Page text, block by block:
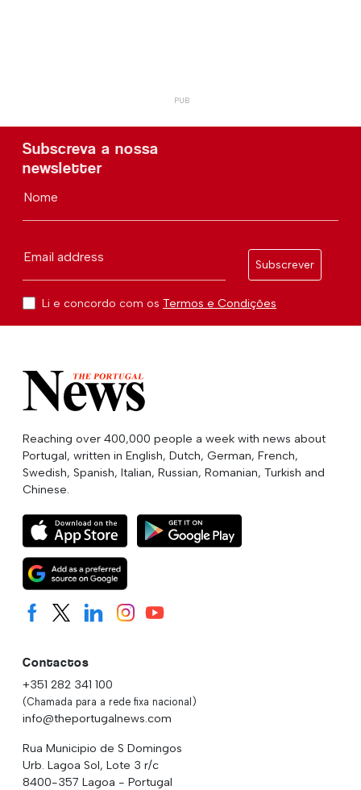
Subscreva a nossa
newsletter
Nome
Email address
Subscrever
Li e concordo com os Termos e Condições
Reaching over 400,000 people a week with news about
Portugal, written in English, Dutch, German, French,
Swedish, Spanish, Italian, Russian, Romanian, Turkish and
Chinese.
Contactos
+351 282 341 100
(Chamada para a rede fixa nacional)
info@theportugalnews.com
Rua Municipio de S Domingos
Urb. Lagoa Sol, Lote 3 r/c
8400-357 Lagoa - Portugal